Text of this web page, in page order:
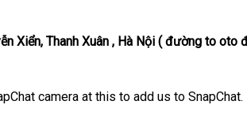
Xiển, Thanh Xuân , Hà Nội ( đường to oto
camera at this to add us to SnapChat.